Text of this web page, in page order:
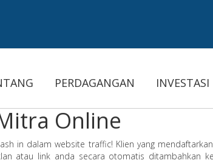
PERDAGANGAN INVESTASI
Online
in dalam website traffic! Klien yang
atau link anda secara otomatis ditambahkan